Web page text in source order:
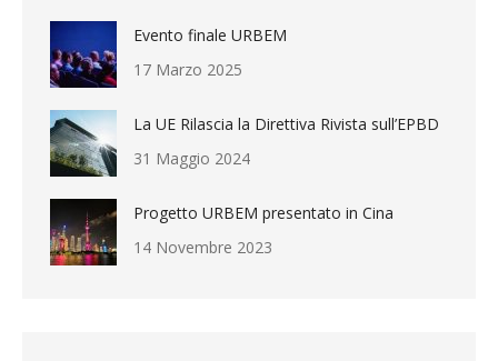
Evento finale URBEM
17 Marzo 2025
La UE Rilascia la Direttiva Rivista sull’EPBD
31 Maggio 2024
Progetto URBEM presentato in Cina
14 Novembre 2023